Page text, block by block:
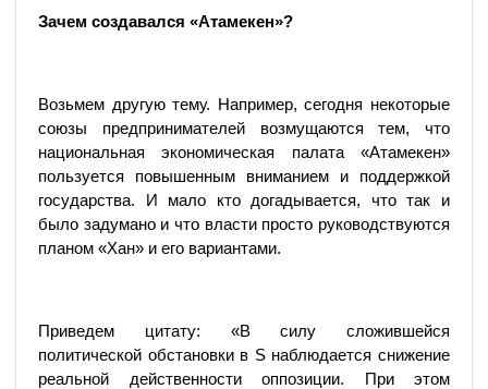
Зачем создавался «Атамекен»?
Возьмем другую тему. Например, сегодня некоторые
союзы предпринимателей возмущаются тем, что
национальная экономическая палата «Атамекен»
пользуется повышенным вниманием и поддержкой
государства. И мало кто догадывается, что так и
было задумано и что власти просто руководствуются
планом «Хан» и его вариантами.
Приведем цитату: «В силу сложившейся
политической обстановки в S наблюдается снижение
реальной действенности оппозиции. При этом